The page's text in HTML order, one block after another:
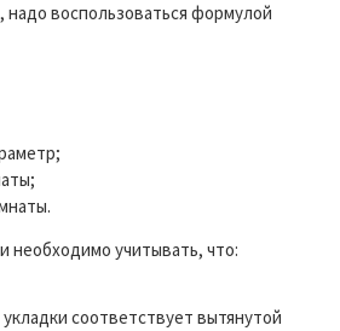
надо воспользоваться формулой
необходимо учитывать, что:
соответствует вытянутой